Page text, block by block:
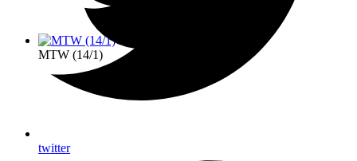
MTW (14/1)
twitter